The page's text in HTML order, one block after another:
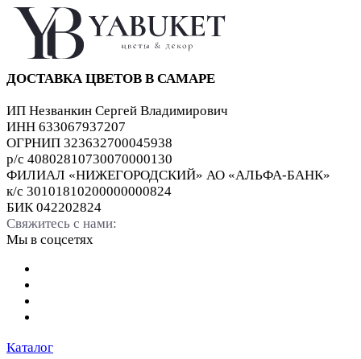
ДОСТАВКА ЦВЕТОВ В САМАРЕ
ИП Незванкин Сергей Владимирович
ИНН 633067937207
ОГРНИП 323632700045938
р/с 40802810730070000130
ФИЛИАЛ «НИЖЕГОРОДСКИЙ» АО «АЛЬФА-БАНК»
к/с 30101810200000000824
БИК 042202824
Свяжитесь с нами:
Мы в соцсетях
Каталог